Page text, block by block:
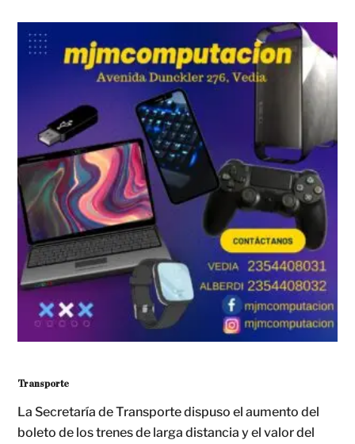
Transporte
La Secretaría de Transporte dispuso el aumento del
boleto de los trenes de larga distancia y el valor del